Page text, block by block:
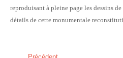
reproduisant à pleine page les dessins
détails de cette monumentale